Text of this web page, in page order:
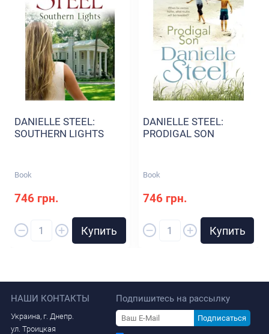
DANIELLE STEEL:
SOUTHERN LIGHTS
Book
746 грн.
– + Купить
DANIELLE STEEL:
PRODIGAL SON
Book
746 грн.
– + Купить
НАШИ КОНТАКТЫ
Украина, г. Днепр.
ул. Троицкая
Подпишитесь на рассылку
Подписаться